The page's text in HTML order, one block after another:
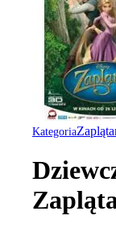
Kategoria